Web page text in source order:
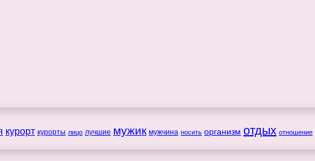
курорт курорты лицо лучшие мужик мужчина носить организм отдых отношение